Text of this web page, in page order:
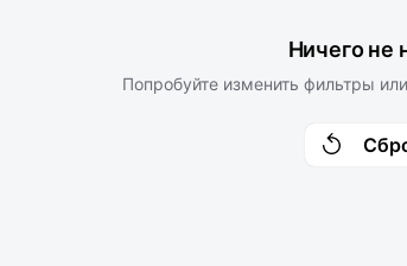
Ничего не
Попробуйте изменить фильтры